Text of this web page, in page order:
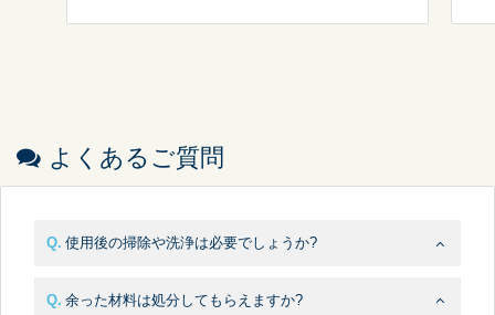
よくあるご質問
使用後の掃除や洗浄は必要でしょうか?
余った材料は処分してもらえますか?